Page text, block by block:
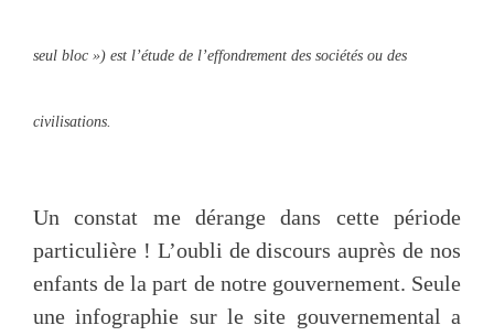
seul bloc ») est l’étude de l’effondrement des sociétés ou des
civilisations.
Un constat me dérange dans cette période
particulière ! L’oubli de discours auprès de nos
enfants de la part de notre gouvernement. Seule
une infographie sur le site gouvernemental a